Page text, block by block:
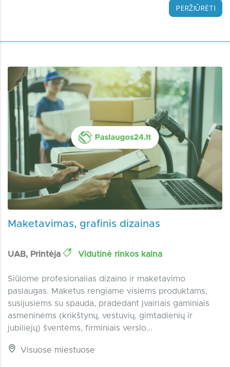
PERŽIŪRĖTI
Maketavimas, grafinis dizainas
UAB, Printėja Vidutinė rinkos kaina
Siūlome profesionalias dizaino ir maketavimo
paslaugas. Maketus rengiame visiems produktams,
susijusiems su spauda, pradedant įvairiais gaminiais
asmeninėms (krikštynų, vestuvių, gimtadienių ir
jubiliejų) šventėms, firminiais verslo...
Visuose miestuose